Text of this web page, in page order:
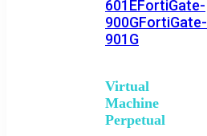
601EFortiGate-
900GFortiGate-
901G
Virtual
Machine
Perpetual